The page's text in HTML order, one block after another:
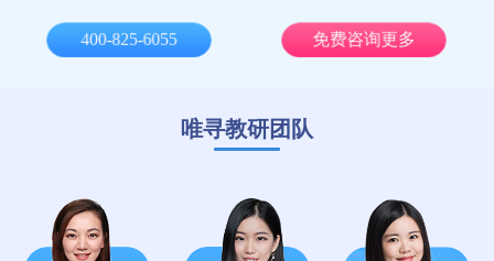
牛剑G5申请到底难不难？
牛剑G5金融学申请要求是什么？
牛剑G5如何准备才能突破重围？
400-825-6055 免费咨询更多
唯寻教研团队